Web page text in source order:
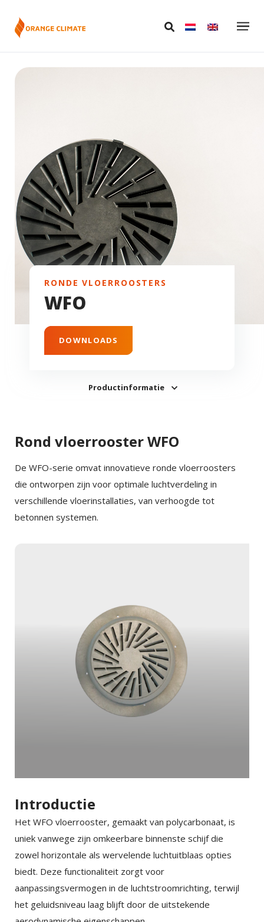
RONDE VLOERROOSTERS
WFO
DOWNLOADS
Productinformatie
Rond vloerrooster WFO
De WFO-serie omvat innovatieve ronde vloerroosters
die ontworpen zijn voor optimale luchtverdeling in
verschillende vloerinstallaties, van verhoogde tot
betonnen systemen.
Introductie
Het WFO vloerrooster, gemaakt van polycarbonaat, is
uniek vanwege zijn omkeerbare binnenste schijf die
zowel horizontale als wervelende luchtuitblaas opties
biedt. Deze functionaliteit zorgt voor
aanpassingsvermogen in de luchtstroomrichting, terwijl
het geluidsniveau laag blijft door de uitstekende